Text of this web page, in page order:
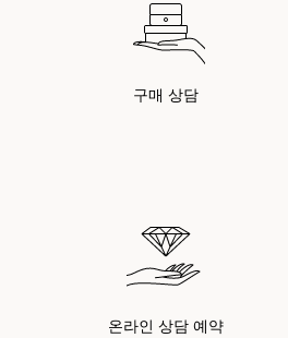
구매 상담
온라인 상담 예약